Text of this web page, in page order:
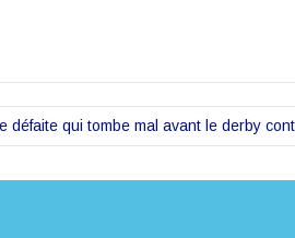
défaite qui tombe mal avant le derby